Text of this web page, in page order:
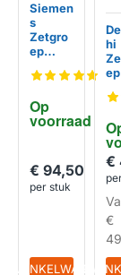
Op
voorraad
Siemen
s
Zetgro
ep
etappa
110104
22 /
Brouwu
nit /
EQ9
€ 94,50
per stuk
IN WINKELWAGEN
hi
ep
&
nit
€
€
IN